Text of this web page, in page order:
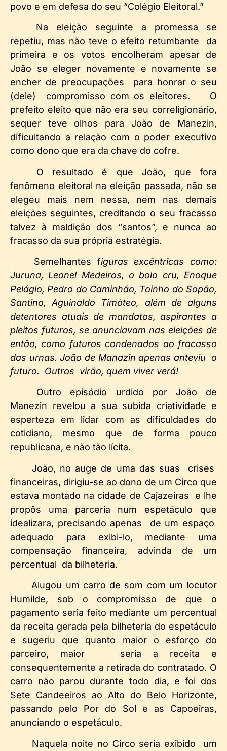
povo e em defesa do seu “Colégio Eleitoral.”
Na eleição seguinte a promessa se
repetiu, mas não teve o efeito retumbante da
primeira e os votos encolheram apesar de
João se eleger novamente e novamente se
encher de preocupações para honrar o seu
(dele) compromisso com os eleitores.
O
prefeito eleito que não era seu correligionário,
sequer teve olhos para João de Manezin,
dificultando a relação com o poder executivo
como dono que era da chave do cofre.
O resultado é que João, que fora
fenômeno eleitoral na eleição passada, não se
elegeu mais nem nessa, nem nas demais
eleições seguintes, creditando o seu fracasso
talvez à maldição dos “santos”, e nunca ao
fracasso da sua própria estratégia.
	Semelhantes f
iguras excêntricas como:
Juruna, Leonel Medeiros, o bolo cru, Enoque
Pelágio, Pedro do Caminhão, Toinho do Sopão,
Santino, Aguinaldo Timóteo, além de alguns
detentores atuais de mandatos, aspirantes a
pleitos futuros, se anunciavam nas eleições de
então, como futuros condenados ao fracasso
das urnas. João de Manazin apenas anteviu o
futuro. Outros virão, quem viver verá!
Outro episódio urdido por João de
Manezin revelou a sua subida criatividade e
esperteza em lidar com as dificuldades do
cotidiano, mesmo que de forma pouco
republicana, e não tão lícita.
João, no auge de uma das suas crises
financeiras, dirigiu-se ao dono de um Circo que
estava montado na cidade de Cajazeiras e lhe
propôs uma parceria num espetáculo que
idealizara, precisando apenas de um espaço
adequado para exibi-lo, mediante uma
compensação financeira, advinda de um
percentual da bilheteria.
Alugou um carro de som com um locutor
Humilde, sob o compromisso de que o
pagamento seria feito mediante um percentual
da receita gerada pela bilheteria do espetáculo
e sugeriu que quanto maior o esforço do
parceiro, maior seria a receita e
consequentemente a retirada do contratado. O
carro não parou durante todo dia, e foi dos
Sete Candeeiros ao Alto do Belo Horizonte,
passando pelo Por do Sol e as Capoeiras,
anunciando o espetáculo.
Naquela noite no Circo seria exibido um